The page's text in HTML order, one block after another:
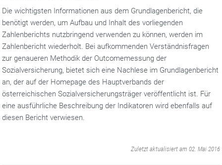
Die wichtigsten Informationen aus dem Grundlagenbericht, die
benötigt werden, um Aufbau und Inhalt des vorliegenden
Zahlenberichts nutzbringend verwenden zu können, werden im
Zahlenbericht wiederholt. Bei aufkommenden Verständnisfragen
zur genaueren Methodik der Outcomemessung der
Sozialversicherung, bietet sich eine Nachlese im Grundlagenbericht
an, der auf der Homepage des Hauptverbands der
österreichischen Sozialversicherungsträger veröffentlicht ist. Für
eine ausführliche Beschreibung der Indikatoren wird ebenfalls auf
diesen Bericht verwiesen.
Zuletzt aktualisiert am 02. Mai 2016